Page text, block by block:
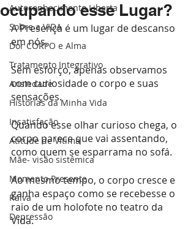
Autoconhecimento Liberta
Sobre a VIDA
Dor CORPO e Alma
Tratamento Integrativo
Ansiedade
Histórias da Minha Vida
Insatisfação
Atitude de Vítima
Mãe- visão sistêmica
Momento Presente
Raiva
Depressão
ocupando esse Lugar?
A Presença é um lugar de descanso
em nós.
Sem esforço, apenas observamos
com curiosidade o corpo e suas
sensações.
Quando esse olhar curioso chega, o
corpo parece que vai assentando,
como quem se esparrama no sofá.
Ao mesmo tempo, o corpo cresce e
ganha espaço como se recebesse o
raio de um holofote no teatro da
Vida.